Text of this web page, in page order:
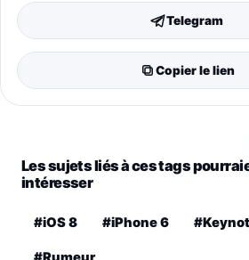
Telegram
Copier le lien
Les sujets liés à ces tags
intéresser
#iOS 8 #iPhone 6